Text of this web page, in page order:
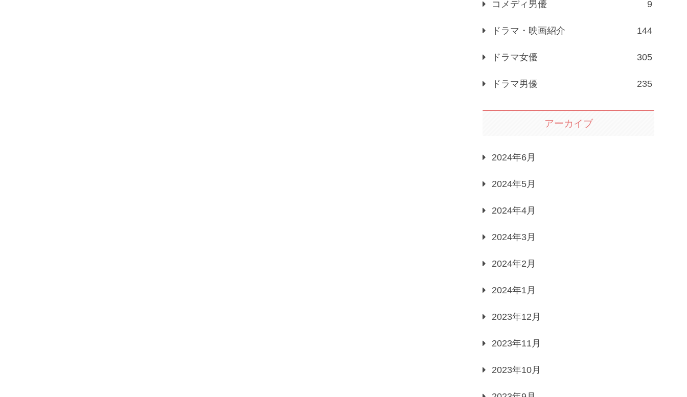
コメディ男優 9
ドラマ・映画紹介 144
ドラマ女優 305
ドラマ男優 235
アーカイブ
2024年6月
2024年5月
2024年4月
2024年3月
2024年2月
2024年1月
2023年12月
2023年11月
2023年10月